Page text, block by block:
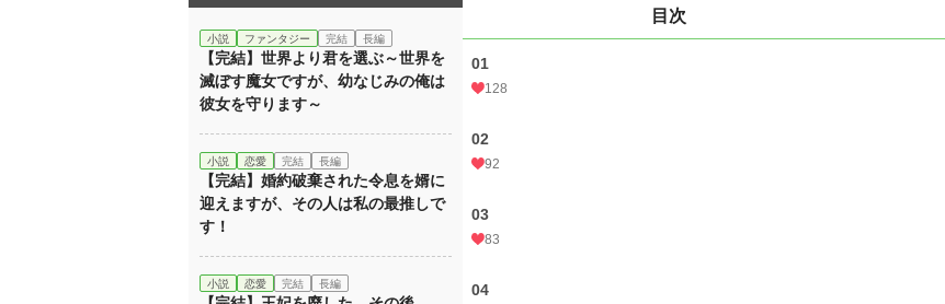
目次
01
128
02
92
03
83
04
小説 ファンタジー 完結 長編
【完結】世界より君を選ぶ～世界を
滅ぼす魔女ですが、幼なじみの俺は
彼女を守ります～
小説 恋愛 完結 長編
【完結】婚約破棄された令息を婿に
迎えますが、その人は私の最推しで
す！
小説 恋愛 完結 長編